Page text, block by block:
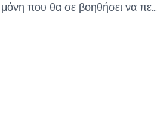
μόνη που θα σε βοηθήσει να πε...